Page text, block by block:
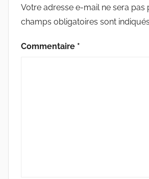
Votre adresse e-mail ne sera pas
champs obligatoires sont
Commentaire *